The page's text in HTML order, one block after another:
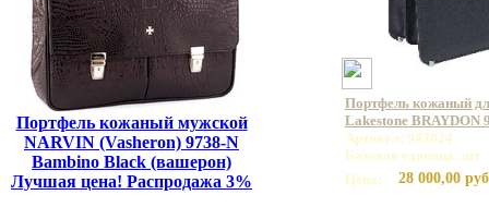
Портфель кожаный мужской
NARVIN (Vasheron) 9738-N
Bambino Black (вашерон)
Лучшая цена! Распродажа 3%
Портфель кожаный
Lakestone BRAYDON
Артикул: 943024
Базовая единица: шт
Цена:
28 000,00